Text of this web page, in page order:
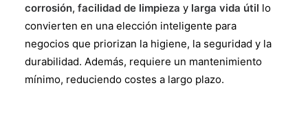
corrosión, facilidad de limpieza y larga vida útil lo
convierten en una elección inteligente para
negocios que priorizan la higiene, la seguridad y la
durabilidad. Además, requiere un mantenimiento
mínimo, reduciendo costes a largo plazo.